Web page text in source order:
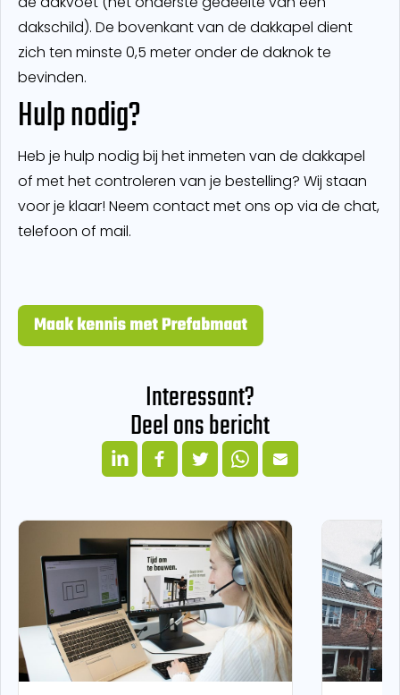
dakschild). De bovenkant van de dakkapel dient
zich ten minste 0,5 meter onder de daknok te
bevinden.
Hulp nodig?
Heb je hulp nodig bij het inmeten van de dakkapel
of met het controleren van je bestelling? Wij staan
voor je klaar! Neem contact met ons op via de chat,
telefoon of mail.
Interessant?
Deel ons bericht